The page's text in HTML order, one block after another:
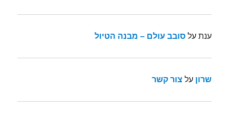
ענת עלסובב עולם – מבנה הטיול
שרון על צור קשר